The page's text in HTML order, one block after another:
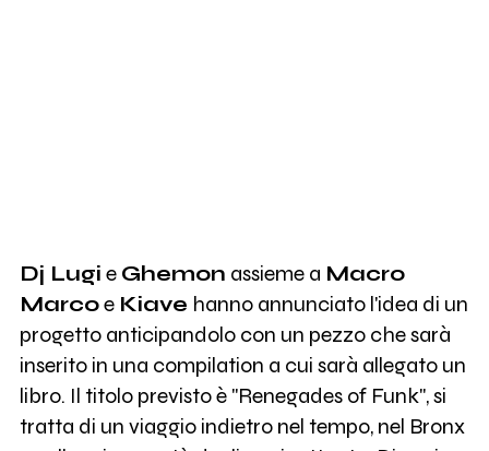
Dj Lugi e Ghemon assieme a Macro
Marcoe Kiave hanno annunciato l'idea di un
progetto anticipandolo con un pezzo che sarà
inserito in una compilation a cui sarà allegato un
libro. Il titolo previsto è "Renegades of Funk", si
tratta di un viaggio indietro nel tempo, nel Bronx